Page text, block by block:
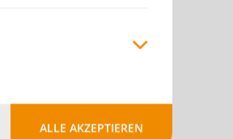
ALLE AKZEPTIEREN